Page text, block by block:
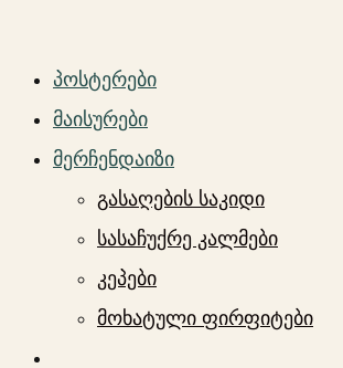
პოსტერები
მაისურები
მერჩენდაიზი
გასაღების საკიდი
სასაჩუქრე კალმები
კეპები
მოხატული ფირფიტები